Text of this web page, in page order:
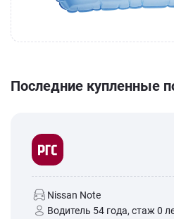
Последние купленные
Nissan Note
Водитель 54 года, стаж 0